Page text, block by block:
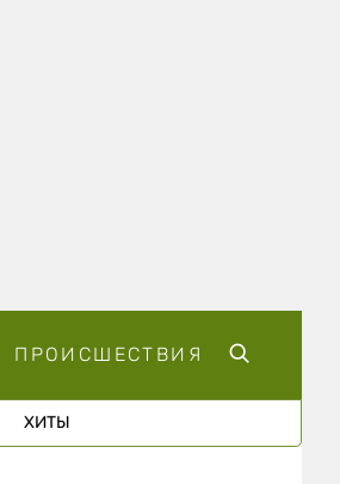
ПРОИСШЕСТВИЯ
ХИТЫ